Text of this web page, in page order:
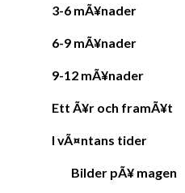
3-6 mÃ¥nader
6-9 mÃ¥nader
9-12 mÃ¥nader
Ett Ã¥r och framÃ¥t
I vÃ¤ntans tider
Bilder pÃ¥ magen